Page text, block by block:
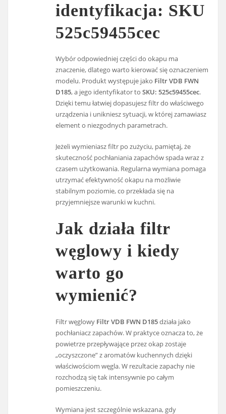
identyfikacja: SKU
525c59455cec
Wybór odpowiedniej części do okapu ma
znaczenie, dlatego warto kierować się oznaczeniem
modelu. Produkt występuje jako Filtr VDB FWN
D185, a jego identyfikator toSKU: 525c59455cec.
Dzięki temu łatwiej dopasujesz filtr do właściwego
urządzenia i unikniesz sytuacji, w której zamawiasz
element o niezgodnych parametrach.
Jeżeli wymieniasz filtr po zużyciu, pamiętaj, że
skuteczność pochłaniania zapachów spada wraz z
czasem użytkowania. Regularna wymiana pomaga
utrzymać efektywność okapu na możliwie
stabilnym poziomie, co przekłada się na
przyjemniejsze warunki w kuchni.
Jak działa filtr
węglowy i kiedy
warto go
wymienić?
Filtr węglowy Filtr VDB FWN D185działa jako
pochłaniacz zapachów. W praktyce oznacza to, że
powietrze przepływające przez okap zostaje
„oczyszczone” z aromatów kuchennych dzięki
właściwościom węgla. W rezultacie zapachy nie
rozchodzą się tak intensywnie po całym
pomieszczeniu.
Wymiana jest szczególnie wskazana, gdy